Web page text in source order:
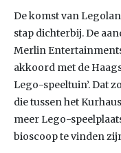
De komst van
stap dichterbij. De
Merlin
akkoord met de
Lego-speeltuin’. Dat
die tussen het
meer Lego-
bioscoop te vinden